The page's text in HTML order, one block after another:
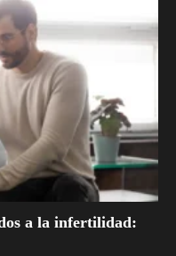
a la infertilidad: